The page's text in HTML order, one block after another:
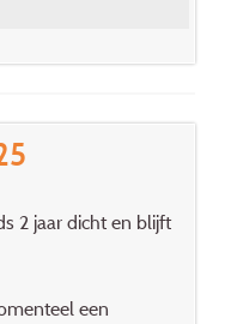
2 jaar dicht en blijft
een